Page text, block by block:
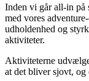
Inden vi går all-in
med vores
udholdenhed og
aktiviteter.
Aktiviteterne
at det bliver sjovt, og